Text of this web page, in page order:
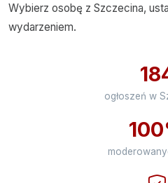
Wybierz osobę z Szczecina,
wydarzeniem.
ogłoszeń w